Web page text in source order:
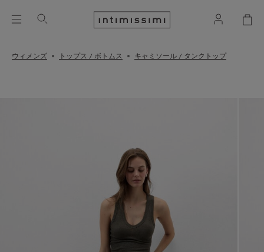
ウィメンズ トップス / ボトムス キャミソール / タンクトップ